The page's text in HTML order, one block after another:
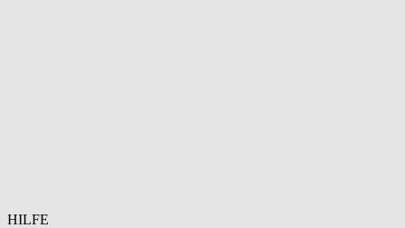
HILFE